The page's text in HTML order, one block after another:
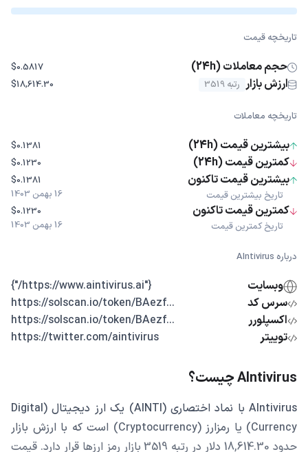
تاریخچه قیمت
حجم معاملات (24h) $0.5817
ارزش بازار رتبه 3519 $18,614.30
تاریخچه معاملات
بیشترین قیمت (24h) $0.1381
کمترین قیمت (24h) $0.1230
بیشترین قیمت تاکنون
تاریخ بیشترین قیمت
$0.1381
16 بهمن 1403
کمترین قیمت تاکنون
تاریخ کمترین قیمت
$0.1230
16 بهمن 1403
درباره AIntivirus
وبسایت
{"https://www.aintivirus.ai/"}
سرس کد
...https://solscan.io/token/BAezf
اکسپلورر
...https://solscan.io/token/BAezf
توییتر
https://twitter.com/aintivirus
AIntivirus چیست؟
AIntivirus با نماد اختصاری (AINTI) یک ارز دیجیتال (Digital
Currency) یا رمزارز (Cryptocurrency) است که با ارزش بازار
حدود 18,614.30 دلار در رتبه 3519 بازار رمز ارزها قرار دارد. قیمت